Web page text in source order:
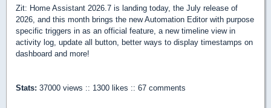
Zit: Home Assistant 2026.7 is landing today, the July release of
2026, and this month brings the new Automation Editor with purpose
specific triggers in as an official feature, a new timeline view in
activity log, update all button, better ways to display timestamps on
dashboard and more!
Stats: 37000 views :: 1300 likes :: 67 comments